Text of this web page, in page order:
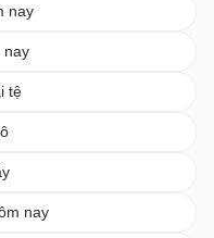
nay
nay
tệ
nay